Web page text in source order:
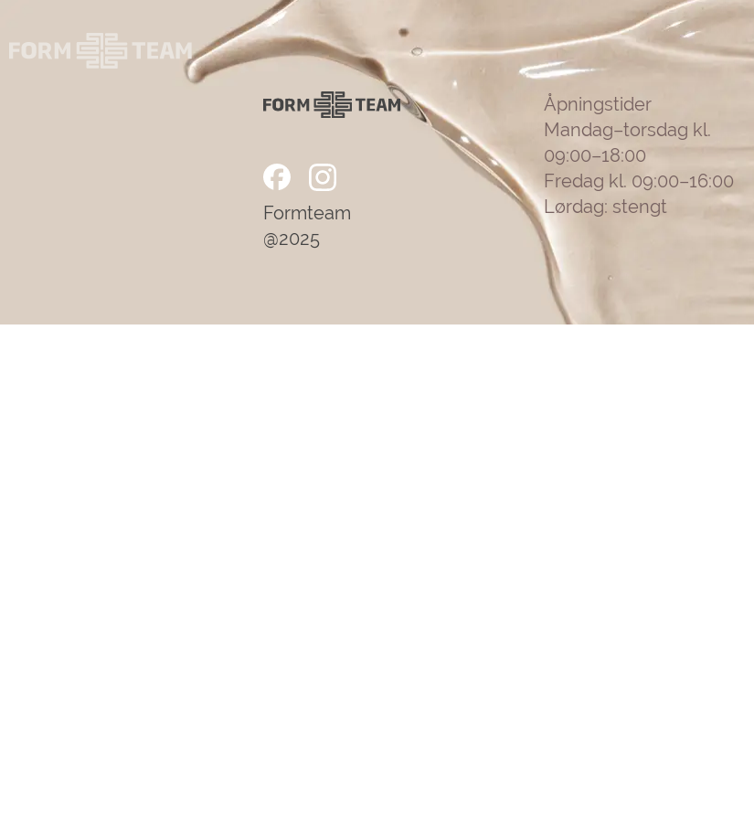
Formteam
@2025
Åpningstider
Mandag–torsdag kl.
09:00–18:00
Fredag kl. 09:00–16:00
Lørdag: stengt